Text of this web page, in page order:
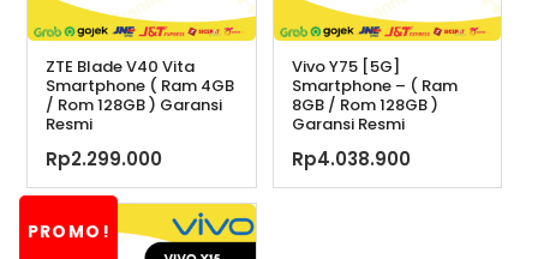
ZTE Blade V40 Vita
Smartphone ( Ram 4GB
/ Rom 128GB ) Garansi
Resmi
Rp2.299.000
Vivo Y75 [5G]
Smartphone – ( Ram
8GB / Rom 128GB )
Garansi Resmi
Rp4.038.900
PROMO!